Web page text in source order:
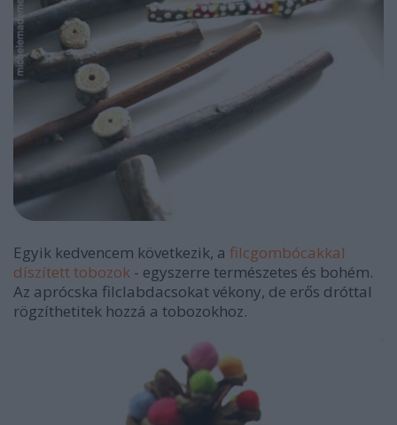
Egyik kedvencem következik, a filcgombócakkal
díszített tobozok - egyszerre természetes és bohém.
Az aprócska filclabdacsokat vékony, de erős dróttal
rögzíthetitek hozzá a tobozokhoz.